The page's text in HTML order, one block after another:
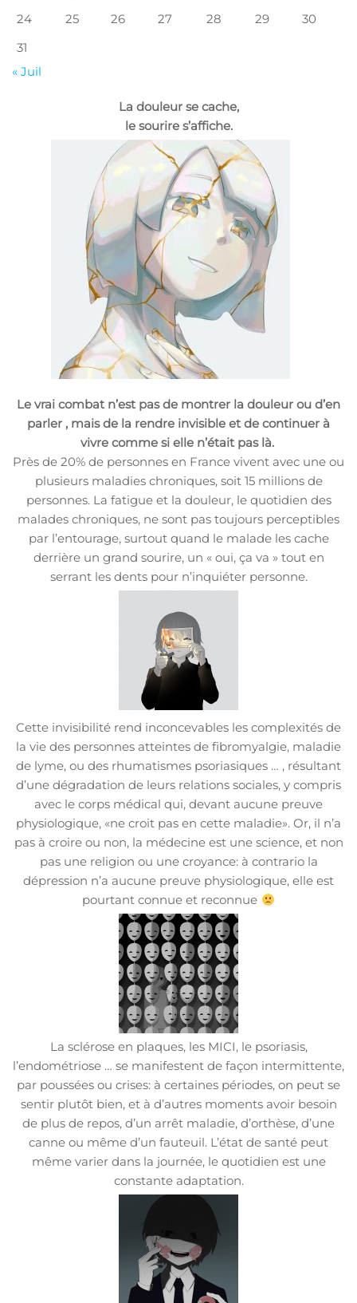
24
25 26 27 28 29
30
31
« Juil
La douleur se cache,
le sourire s’affiche.
Le vrai combat n’est pas de montrer la douleur ou d’en
parler , mais de la rendre invisible et de continuer à
vivre comme si elle n’était pas là.
Près de 20% de personnes en France vivent avec une ou
plusieurs maladies chroniques, soit 15 millions de
personnes. La fatigue et la douleur, le quotidien des
malades chroniques, ne sont pas toujours perceptibles
par l’entourage, surtout quand le malade les cache
derrière un grand sourire, un « oui, ça va » tout en
serrant les dents pour n’inquiéter personne.
Cette invisibilité rend inconcevables les complexités de
la vie des personnes atteintes de fibromyalgie, maladie
de lyme, ou des rhumatismes psoriasiques … , résultant
d’une dégradation de leurs relations sociales, y compris
avec le corps médical qui, devant aucune preuve
physiologique, «ne croit pas en cette maladie». Or, il n’a
pas à croire ou non, la médecine est une science, et non
pas une religion ou une croyance: à contrario la
dépression n’a aucune preuve physiologique, elle est
pourtant connue et reconnue
La sclérose en plaques, les MICI, le psoriasis,
l’endométriose … se manifestent de façon intermittente,
par poussées ou crises: à certaines périodes, on peut se
sentir plutôt bien, et à d’autres moments avoir besoin
de plus de repos, d’un arrêt maladie, d’orthèse, d’une
canne ou même d’un fauteuil. L’état de santé peut
même varier dans la journée, le quotidien est une
constante adaptation.